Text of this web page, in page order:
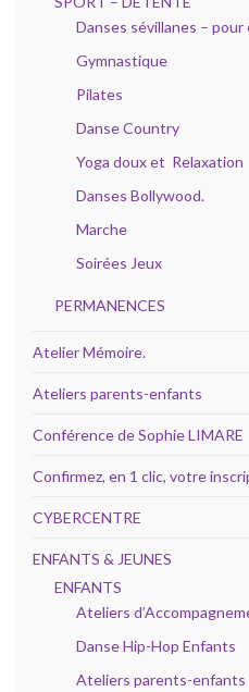
Danses sévillanes –
Gymnastique
Pilates
Danse Country
Yoga doux et Relaxation
Danses Bollywood.
Marche
Soirées Jeux
PERMANENCES
Atelier Mémoire.
Ateliers parents-enfants
Conférence de Sophie LIMARE
Confirmez, en 1 clic, votre
CYBERCENTRE
ENFANTS & JEUNES
ENFANTS
Ateliers
Danse Hip-Hop Enfants
Ateliers parents-enfants